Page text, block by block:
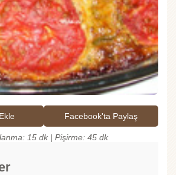
Facebook'ta Paylaş
15 dk | Pişirme: 45 dk